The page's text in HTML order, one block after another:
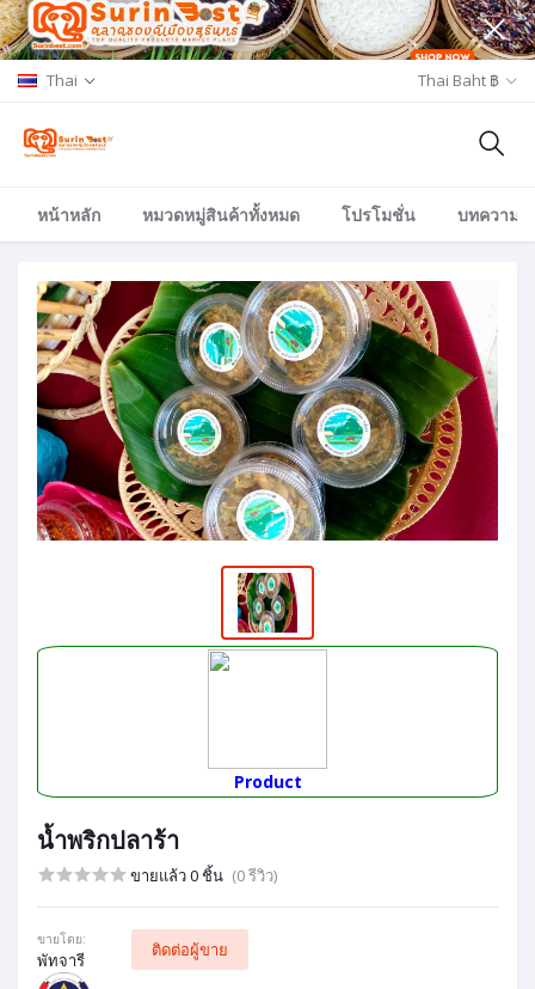
Thai Thai Baht ฿
หน้าหลัก หมวดหมู่สินค้าทั้งหมด โปรโมชั่น บทความ/
Product
น้ำพริกปลาร้า
ขายแล้ว 0 ชิ้น (0 รีวิว)
ขายโดย:
พัทจารี
ติดต่อผู้ขาย